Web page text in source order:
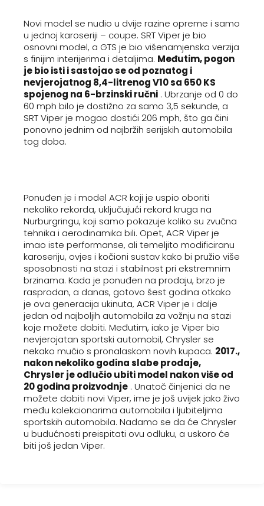
Novi model se nudio u dvije razine opreme i samo
u jednoj karoseriji – coupe. SRT Viper je bio
osnovni model, a GTS je bio višenamjenska verzija
s finijim interijerima i detaljima. Međutim, pogon
je bio isti i sastojao se od poznatog i
nevjerojatnog 8,4-litrenog V10 sa 650 KS
spojenog na 6-brzinski ručni . Ubrzanje od 0 do
60 mph bilo je dostižno za samo 3,5 sekunde, a
SRT Viper je mogao dostići 206 mph, što ga čini
ponovno jednim od najbržih serijskih automobila
tog doba.
Ponuđen je i model ACR koji je uspio oboriti
nekoliko rekorda, uključujući rekord kruga na
Nurburgringu, koji samo pokazuje koliko su zvučna
tehnika i aerodinamika bili. Opet, ACR Viper je
imao iste performanse, ali temeljito modificiranu
karoseriju, ovjes i kočioni sustav kako bi pružio više
sposobnosti na stazi i stabilnost pri ekstremnim
brzinama. Kada je ponuđen na prodaju, brzo je
rasprodan, a danas, gotovo šest godina otkako
je ova generacija ukinuta, ACR Viper je i dalje
jedan od najboljih automobila za vožnju na stazi
koje možete dobiti. Međutim, iako je Viper bio
nevjerojatan sportski automobil, Chrysler se
nekako mučio s pronalaskom novih kupaca. 2017.,
nakon nekoliko godina slabe prodaje,
Chrysler je odlučio ubiti model nakon više od
20 godina proizvodnje . Unatoč činjenici da ne
možete dobiti novi Viper, ime je još uvijek jako živo
među kolekcionarima automobila i ljubiteljima
sportskih automobila. Nadamo se da će Chrysler
u budućnosti preispitati ovu odluku, a uskoro će
biti još jedan Viper.